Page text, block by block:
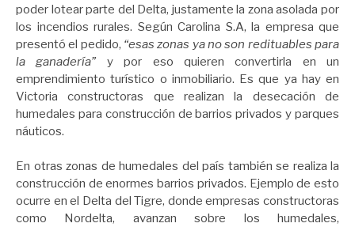
poder lotear parte del Delta, justamente la zona asolada por
los incendios rurales. Según Carolina S.A, la empresa que
presentó el pedido, “esas zonas ya no son redituables para
la ganadería”y por eso quieren convertirla en un
emprendimiento turístico o inmobiliario. Es que ya hay en
Victoria constructoras que realizan la desecación de
humedales para construcción de barrios privados y parques
náuticos.
En otras zonas de humedales del país también se realiza la
construcción de enormes barrios privados. Ejemplo de esto
ocurre en el Delta del Tigre, donde empresas constructoras
como Nordelta, avanzan sobre los humedales,